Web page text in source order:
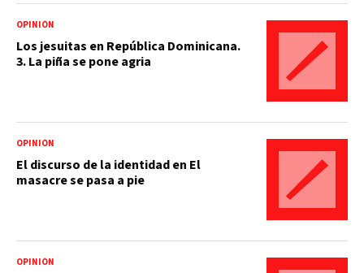
OPINIÓN
Los jesuitas en República Dominicana.
3. La piña se pone agria
OPINIÓN
El discurso de la identidad en El
masacre se pasa a pie
OPINIÓN